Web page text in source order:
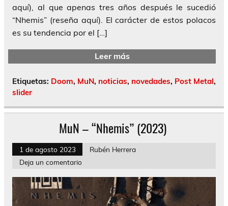
aquí), al que apenas tres años después le sucedió
“Nhemis” (reseña aquí). El carácter de estos polacos
es su tendencia por el […]
Leer más
Etiquetas: Doom, MuN, noticias, novedades, Post Metal,
slider
MuN – “Nhemis” (2023)
1 de agosto 2023
Rubén Herrera
Deja un comentario